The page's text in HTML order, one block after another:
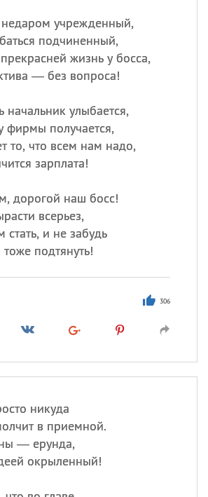
недаром учрежденный,
подчиненный,
жизнь у босса,
— без вопроса!
начальник улыбается,
фирмы получается,
то, что всем нам надо,
зарплата!
дорогой наш босс!
всерьез,
стать, и не забудь
подтянуть!
306
никуда
в приемной.
— ерунда,
окрыленный!